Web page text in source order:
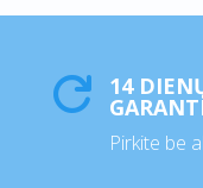
 14
Pirkite be